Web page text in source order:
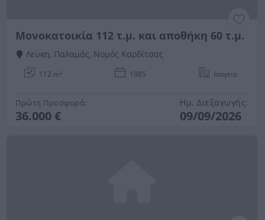
Μονοκατοικία 112 τ.μ. και αποθήκη 60 τ.μ.
Λεύκη, Παλαμάς, Νομός Καρδίτσας
112 m² 1985 Ισόγειο
Πρώτη Προσφορά:
36.000 €
Ημ. Διεξαγωγής:
09/09/2026